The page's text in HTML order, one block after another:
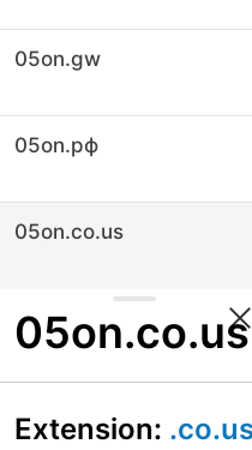
05on.gw
05on.рф
05on.co.us
05on.co.us
Extension: